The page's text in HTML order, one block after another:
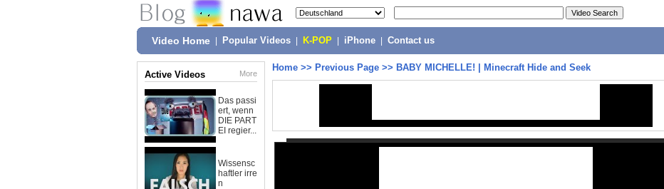
Video Home Popular Videos K-POP iPhone Contact us
Active Videos More
Das passi
ert, wenn
DIE PART
EI regier...
Wissensc
haftler irre
n
Home >> Previous Page >> BABY MICHELLE! | Minecraft Hide and Seek